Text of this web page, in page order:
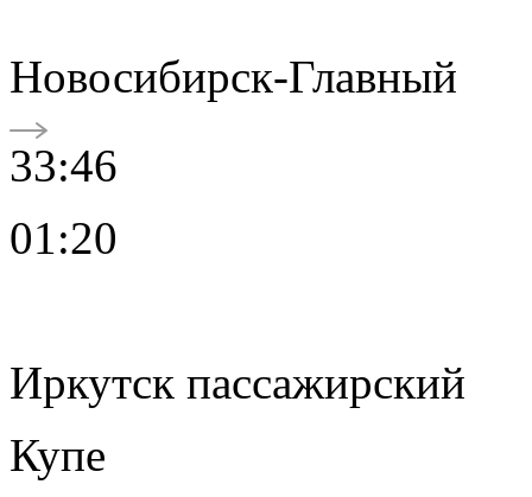
Новосибирск-Главный
33:46
01:20
Иркутск пассажирский
Купе